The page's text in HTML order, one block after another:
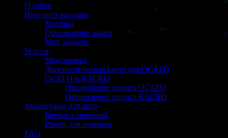
О сайте
Интернет магазин
Корзина
Оформление заказа
Мой аккаунт
Услуги
Медсправка
Диагностическая карта для ОСАГО
ОСАГО и КАСКО
Оформление полиса ОСАГО
Оформление полиса КАСКО
Аксессуары для авто
Брелок с номером
Рамки для номеров
FAQ